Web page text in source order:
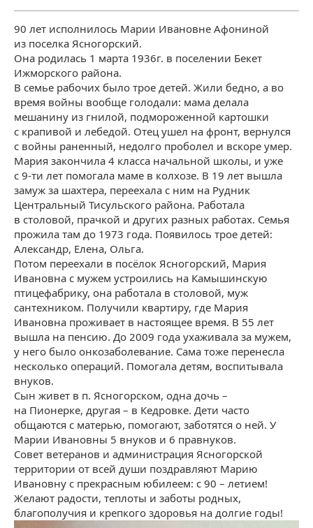
90 лет исполнилось Марии Ивановне Афониной
из поселка Ясногорский.
Она родилась 1 марта 1936г. в поселении Бекет
Ижморского района.
В семье рабочих было трое детей. Жили бедно, а во
время войны вообще голодали: мама делала
мешанину из гнилой, подмороженной картошки
с крапивой и лебедой. Отец ушел на фронт, вернулся
с войны раненный, недолго проболел и вскоре умер.
Мария закончила 4 класса начальной школы, и уже
с 9-ти лет помогала маме в колхозе. В 19 лет вышла
замуж за шахтера, переехала с ним на Рудник
Центральный Тисульского района. Работала
в столовой, прачкой и других разных работах. Семья
прожила там до 1973 года. Появилось трое детей:
Александр, Елена, Ольга.
Потом переехали в посёлок Ясногорский, Мария
Ивановна с мужем устроились на Камышинскую
птицефабрику, она работала в столовой, муж
сантехником. Получили квартиру, где Мария
Ивановна проживает в настоящее время. В 55 лет
вышла на пенсию. До 2009 года ухаживала за мужем,
у него было онкозаболевание. Сама тоже перенесла
несколько операций. Помогала детям, воспитывала
внуков.
Сын живет в п. Ясногорском, одна дочь –
на Пионерке, другая – в Кедровке. Дети часто
общаются с матерью, помогают, заботятся о ней. У
Марии Ивановны 5 внуков и 6 правнуков.
Совет ветеранов и администрация Ясногорской
территории от всей души поздравляют Марию
Ивановну с прекрасным юбилеем: с 90 – летием!
Желают радости, теплоты и заботы родных,
благополучия и крепкого здоровья на долгие годы!